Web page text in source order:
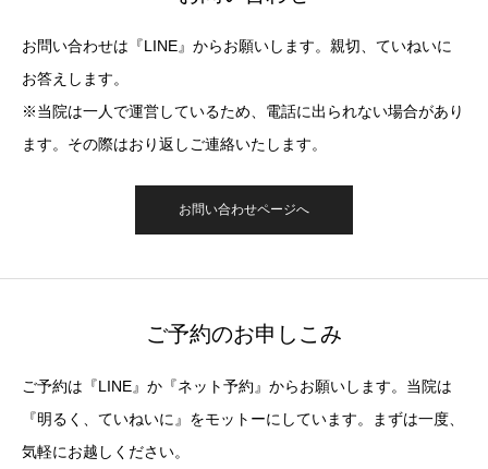
お問い合わせは『LINE』からお願いします。親切、ていねいに
お答えします。
※当院は一人で運営しているため、電話に出られない場合があり
ます。その際はおり返しご連絡いたします。
お問い合わせページへ
ご予約のお申しこみ
ご予約は『LINE』か『ネット予約』からお願いします。当院は
『明るく、ていねいに』をモットーにしています。まずは一度、
気軽にお越しください。